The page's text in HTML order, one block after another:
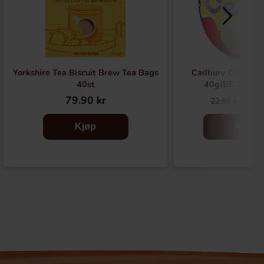
Yorkshire Tea Biscuit Brew Tea Bags
40st
79.90 kr
Kjøp
Cadbury Creme
40g(BF:2026-
22.90 kr